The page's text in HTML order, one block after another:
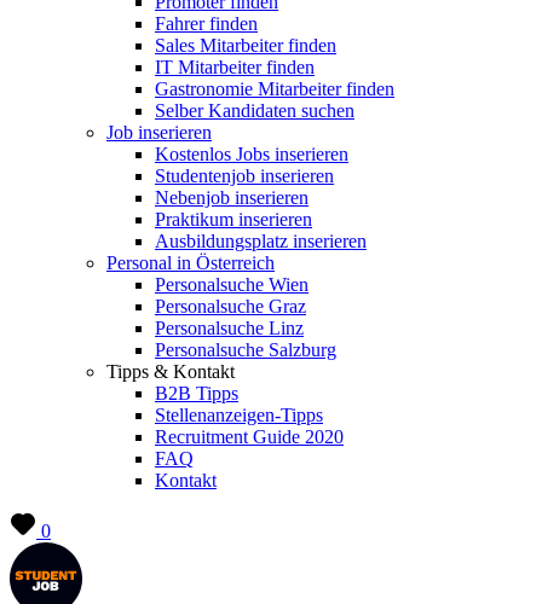
Fahrer finden
Sales Mitarbeiter finden
IT Mitarbeiter finden
Gastronomie Mitarbeiter finden
Selber Kandidaten suchen
Job inserieren
Kostenlos Jobs inserieren
Studentenjob inserieren
Nebenjob inserieren
Praktikum inserieren
Ausbildungsplatz inserieren
Personal in Österreich
Personalsuche Wien
Personalsuche Graz
Personalsuche Linz
Personalsuche Salzburg
Tipps & Kontakt
B2B Tipps
Stellenanzeigen-Tipps
Recruitment Guide 2020
FAQ
Kontakt
0